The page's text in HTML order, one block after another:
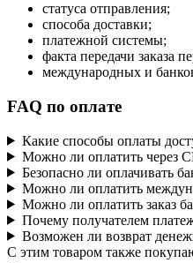
статуса отправления;
способа доставки;
платежной системы;
факта передачи заказа
международных и
FAQ по оплате
Какие способы оплаты
Можно ли оплатить через
Безопасно ли оплачивать
Можно ли оплатить
Можно ли оплатить заказ
Почему получателем
Возможен ли возврат
C этим товаром также